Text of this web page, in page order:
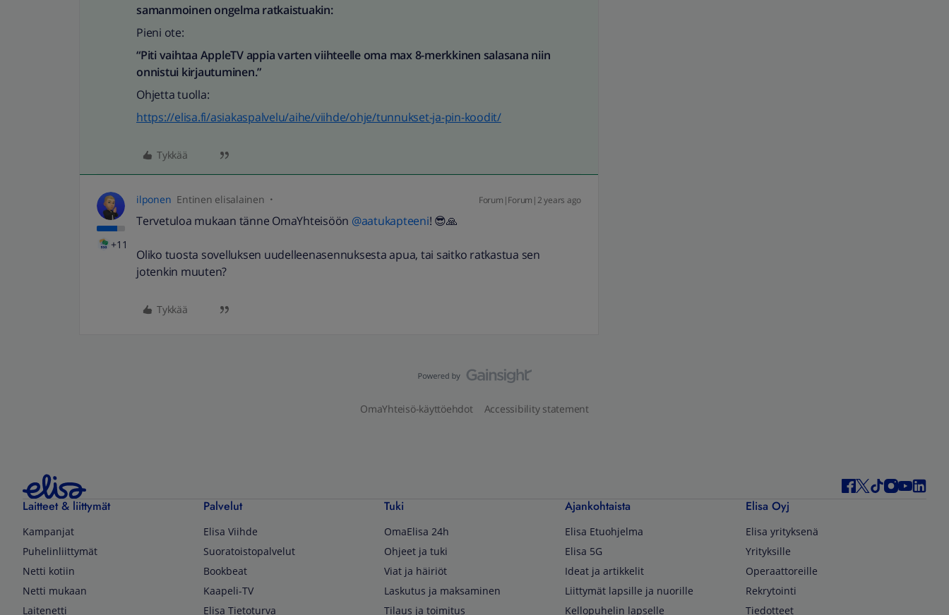
samanmoinen ongelma ratkaistuakin:
Pieni ote:
“Piti vaihtaa AppleTV appia varten viihteelle oma max 8-merkkinen salasana niin
onnistui kirjautuminen.”
Ohjetta tuolla:
https://elisa.fi/asiakaspalvelu/aihe/viihde/ohje/tunnukset-ja-pin-koodit/
Tykkää
+11
ilponen Entinen elisalainen Forum|Forum|2 years ago
Tervetuloa mukaan tänne OmaYhteisöön @aatukapteeni! 😎🙏
Oliko tuosta sovelluksen uudelleenasennuksesta apua, tai saitko ratkastua sen
jotenkin muuten?
Tykkää
OmaYhteisö-käyttöehdot Accessibility statement
Laitteet & liittymät
Kampanjat
Puhelinliittymät
Netti kotiin
Netti mukaan
Laitenetti
Palvelut
Elisa Viihde
Suoratoistopalvelut
Bookbeat
Kaapeli-TV
Elisa Tietoturva
Tuki
OmaElisa 24h
Ohjeet ja tuki
Viat ja häiriöt
Laskutus ja maksaminen
Tilaus ja toimitus
Ajankohtaista
Elisa Etuohjelma
Elisa 5G
Ideat ja artikkelit
Liittymät lapsille ja nuorille
Kellopuhelin lapselle
Elisa Oyj
Elisa yrityksenä
Yrityksille
Operaattoreille
Rekrytointi
Tiedotteet